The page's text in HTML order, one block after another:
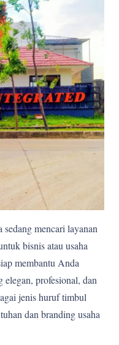
mencari layanan
bisnis atau usaha
membantu Anda
elegan, profesional, dan
jenis huruf timbul
dan branding usaha